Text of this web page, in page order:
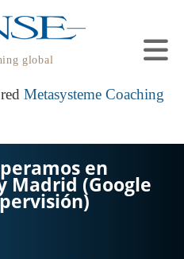
global
Metasysteme Coaching
en
Madrid (Google